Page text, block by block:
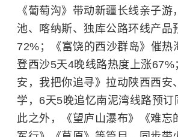
《葡萄沟》带动新疆长线亲子游
池、喀纳斯、独库公路环线产品
72%；《富饶的西沙群岛》催热
登西沙5天4晚线路热度上涨67%
安，我把你追寻》拉动陕西西安
学，6天5晚追忆南泥湾线路预订
此之外，《望庐山瀑布》《难忘